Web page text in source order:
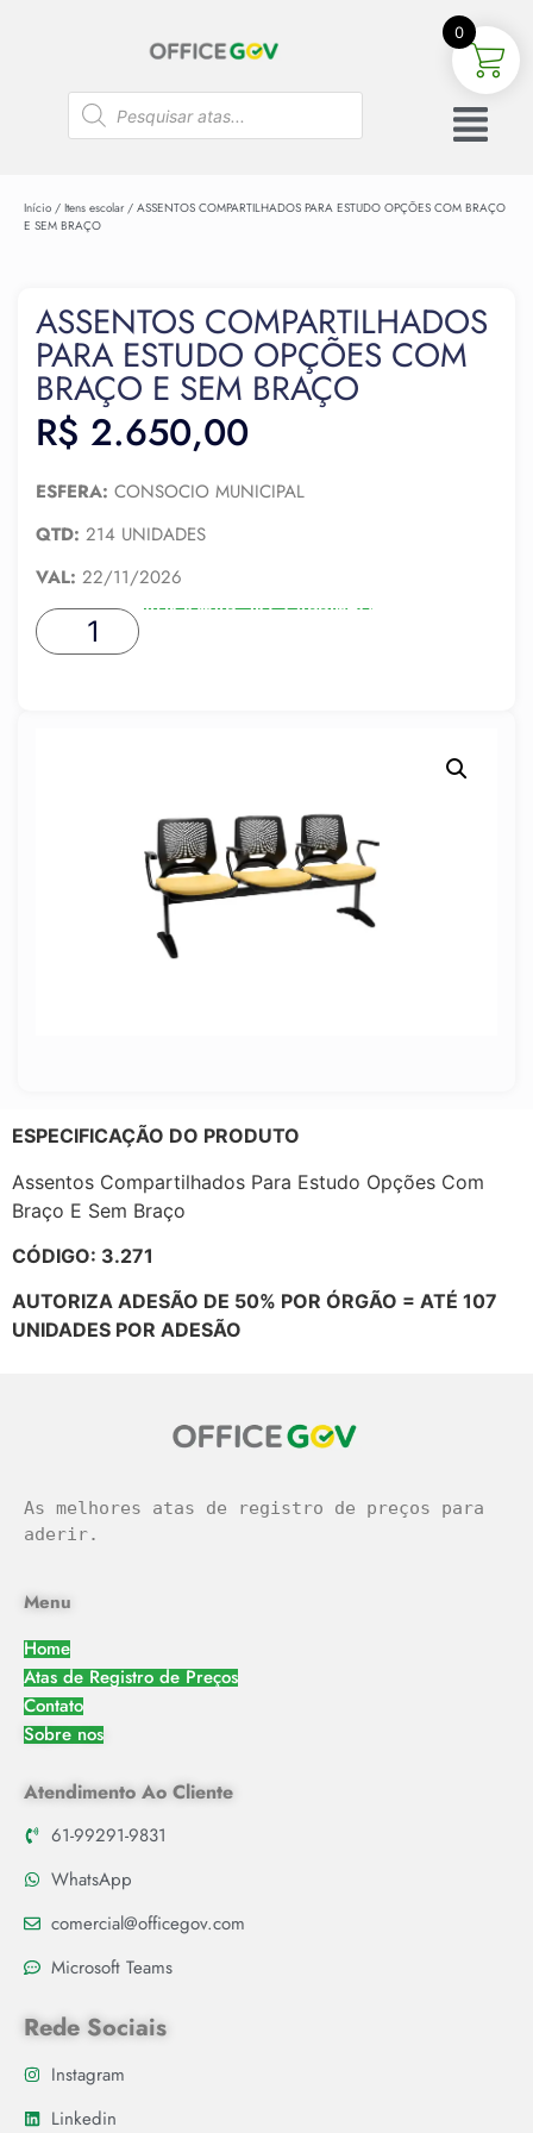
Início / Itens escolar/ ASSENTOS COMPARTILHADOS PARA ESTUDO OPÇÕES COM BRAÇO
E SEM BRAÇO
ASSENTOS COMPARTILHADOS
PARA ESTUDO OPÇÕES COM
BRAÇO E SEM BRAÇO
R$ 2.650,00
ESFERA: CONSOCIO MUNICIPAL
QTD: 214 UNIDADES
VAL: 22/11/2026
ADICIONAR AO CARRINHO
ESPECIFICAÇÃO DO PRODUTO
Assentos Compartilhados Para Estudo Opções Com
Braço E Sem Braço
CÓDIGO: 3.271
AUTORIZA ADESÃO DE 50% POR ÓRGÃO = ATÉ 107
UNIDADES POR ADESÃO
As melhores atas de registro de preços para
aderir.
Menu
Home
Atas de Registro de Preços
Contato
Sobre nos
Atendimento Ao Cliente
61-99291-9831
WhatsApp
comercial@officegov.com
Microsoft Teams
Rede Sociais
Instagram
Linkedin
0